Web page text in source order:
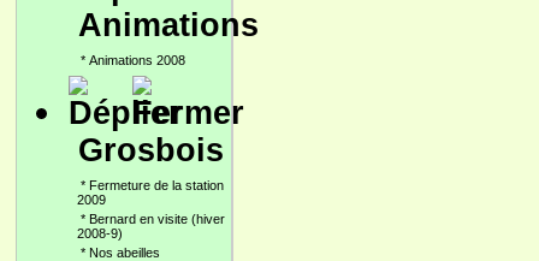
Animations
* Animations 2008
Grosbois
* Fermeture de la station
2009
* Bernard en visite (hiver
2008-9)
* Nos abeilles